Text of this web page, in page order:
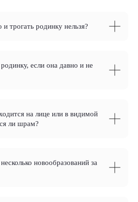
трогать родинку нельзя?
если она давно и не
на лице или в видимой
ли шрам?
новообразований за